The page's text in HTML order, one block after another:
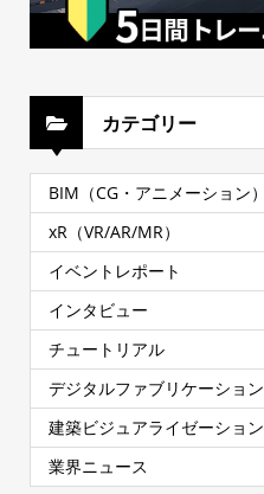
カテゴリー
BIM（CG・アニメーション）
xR（VR/AR/MR）
イベントレポート
インタビュー
チュートリアル
デジタルファブリケーション
建築ビジュアライゼーション
業界ニュース